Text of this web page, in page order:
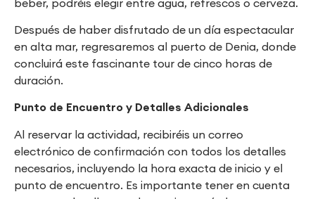
Después de haber disfrutado de un día espectacular
en alta mar, regresaremos al puerto de Denia, donde
concluirá este fascinante tour de cinco horas de
duración.
Punto de Encuentro y Detalles Adicionales
Al reservar la actividad, recibiréis un correo
electrónico de confirmación con todos los detalles
necesarios, incluyendo la hora exacta de inicio y el
punto de encuentro. Es importante tener en cuenta